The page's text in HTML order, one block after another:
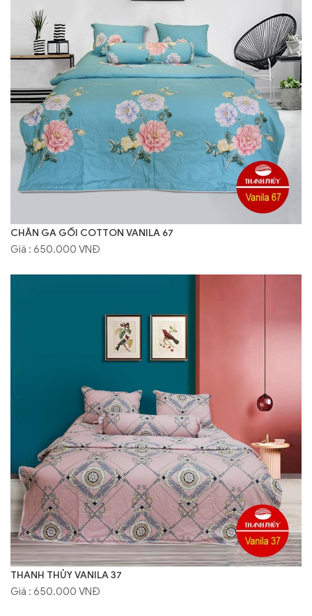
CHĂN GA GỐI COTTON VANILA 67
Giá : 650.000 VNĐ
THANH THỦY VANILA 37
Giá : 650.000 VNĐ